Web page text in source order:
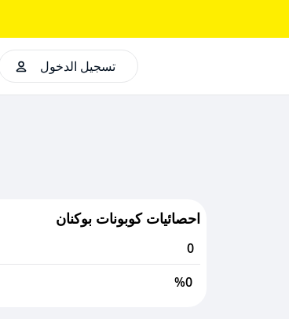
تسجيل الدخول
احصائيات كوبونات بوكنان
0
%0